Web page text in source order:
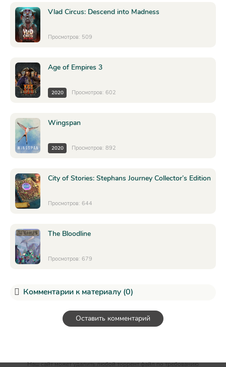
Vlad Circus: Descend into Madness
Просмотров: 509
Age of Empires 3
2020 Просмотров: 602
Wingspan
2020 Просмотров: 892
City of Stories: Stephans Journey Collector’s Edition
Просмотров: 644
The Bloodline
Просмотров: 679
Комментарии к материалу (0)
Оставить комментарий
Наш сайт может удалить любой торрент файл по требованию